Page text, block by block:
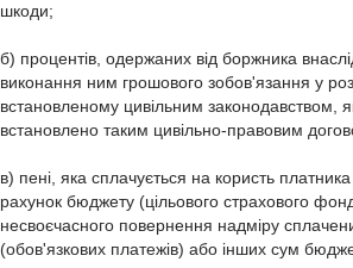
шкоди;
б) процентів, одержаних від боржника
виконання ним грошового зобов'язання у
встановленому цивільним законодавством,
встановлено таким цивільно-правовим
в) пені, яка сплачується на користь
рахунок бюджету (цільового страхового
несвоєчасного повернення надміру
(обов'язкових платежів) або інших сум